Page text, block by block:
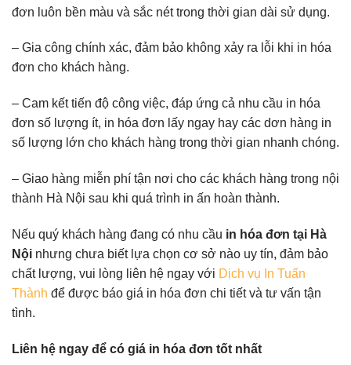
đơn luôn bền màu và sắc nét trong thời gian dài sử dụng.
– Gia công chính xác, đảm bảo không xảy ra lỗi khi in hóa
đơn cho khách hàng.
– Cam kết tiến độ công việc, đáp ứng cả nhu cầu in hóa
đơn số lượng ít, in hóa đơn lấy ngay hay các dơn hàng in
số lượng lớn cho khách hàng trong thời gian nhanh chóng.
– Giao hàng miễn phí tận nơi cho các khách hàng trong nội
thành Hà Nội sau khi quá trình in ấn hoàn thành.
Nếu quý khách hàng đang có nhu cầu in hóa đơn tại Hà
Nội nhưng chưa biết lựa chọn cơ sở nào uy tín, đảm bảo
chất lượng, vui lòng liên hệ ngay với Dịch vụ In Tuấn
Thành để được báo giá in hóa đơn chi tiết và tư vấn tận
tình.
Liên hệ ngay để có giá in hóa đơn tốt nhất